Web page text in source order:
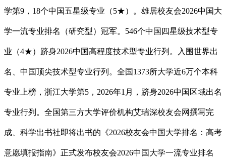
学第9，18个中国五星级专业（5★）。雄居校友会2026中国大
学一流专业排名（研究型）冠军。546个中国四星级技术型专
业（4★）跻身2026中国高程度技术型专业行列。入围世界出
名、中国顶尖技术型专业行列。全国1373所大学近6万个本科
专业上榜，浙江大学第5，2026年1月，跻身2026中国区域出名
专业行列。全国第三方大学评价机构艾瑞深校友会网撰写完
成、科学出书社即将出书的《2026校友会中国大学排名：高考
意愿填报指南》正式发布校友会2026中国大学一流专业排名